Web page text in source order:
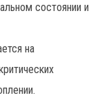
состоянии и
на